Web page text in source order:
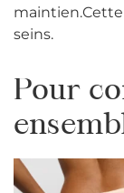
seins.
Pour